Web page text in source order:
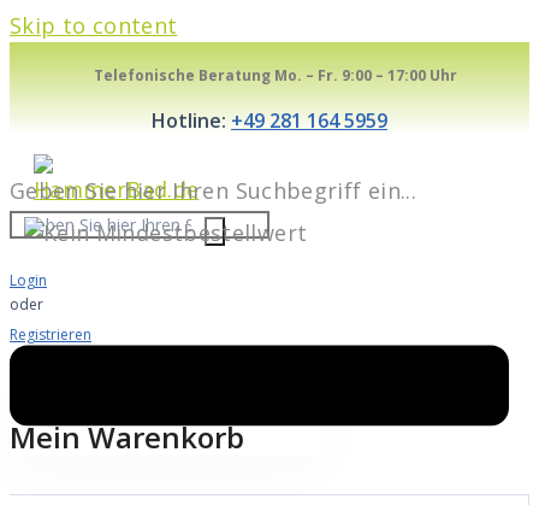
Skip to content
Telefonische Beratung Mo. – Fr. 9:00 – 17:00 Uhr
Hotline:+49 281 164 5959
Geben Sie hier Ihren Suchbegriff ein...
Login
oder
Registrieren
Warenkorb
Mein Warenkorb